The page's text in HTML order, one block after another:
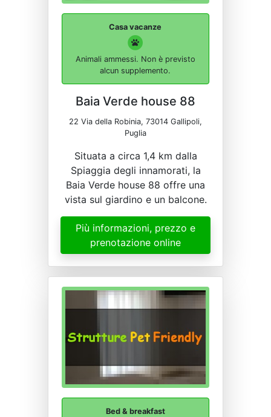
Casa vacanze
Animali ammessi. Non è previsto
alcun supplemento.
Baia Verde house 88
22 Via della Robinia, 73014 Gallipoli,
Puglia
Situata a circa 1,4 km dalla
Spiaggia degli innamorati, la
Baia Verde house 88 offre una
vista sul giardino e un balcone.
Più informazioni, prezzo e
prenotazione online
Bed & breakfast